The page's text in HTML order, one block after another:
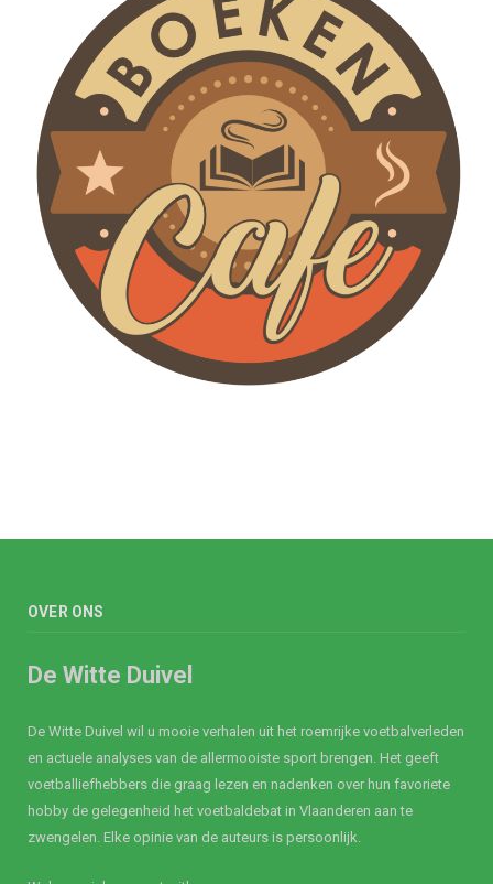
OVER ONS
De Witte Duivel
De Witte Duivel wil u mooie verhalen uit het roemrijke voetbalverleden
en actuele analyses van de allermooiste sport brengen. Het geeft
voetballiefhebbers die graag lezen en nadenken over hun favoriete
hobby de gelegenheid het voetbaldebat in Vlaanderen aan te
zwengelen. Elke opinie van de auteurs is persoonlijk.